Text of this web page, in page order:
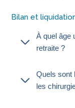
Bilan et
À quel âge
retraite ?
Quels sont
les